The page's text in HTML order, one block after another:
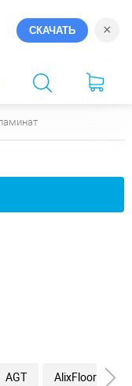
СКАЧАТЬ ×
AGT AlixFloor